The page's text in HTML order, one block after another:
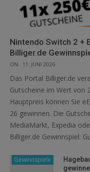
Nintendo Switch 2 +
Billiger.de
ON: 11. JUNI 2026
Das Portal Billiger.de
Gutscheine im Wert von
Hauptpreis können Sie
26 gewinnen. Die
MediaMarkt, Expedia
Billiger.de Gewinnspiel:
Gewinnspiele